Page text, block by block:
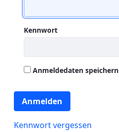
Kennwort
Anmeldedaten speichern
Anmelden
Kennwort vergessen